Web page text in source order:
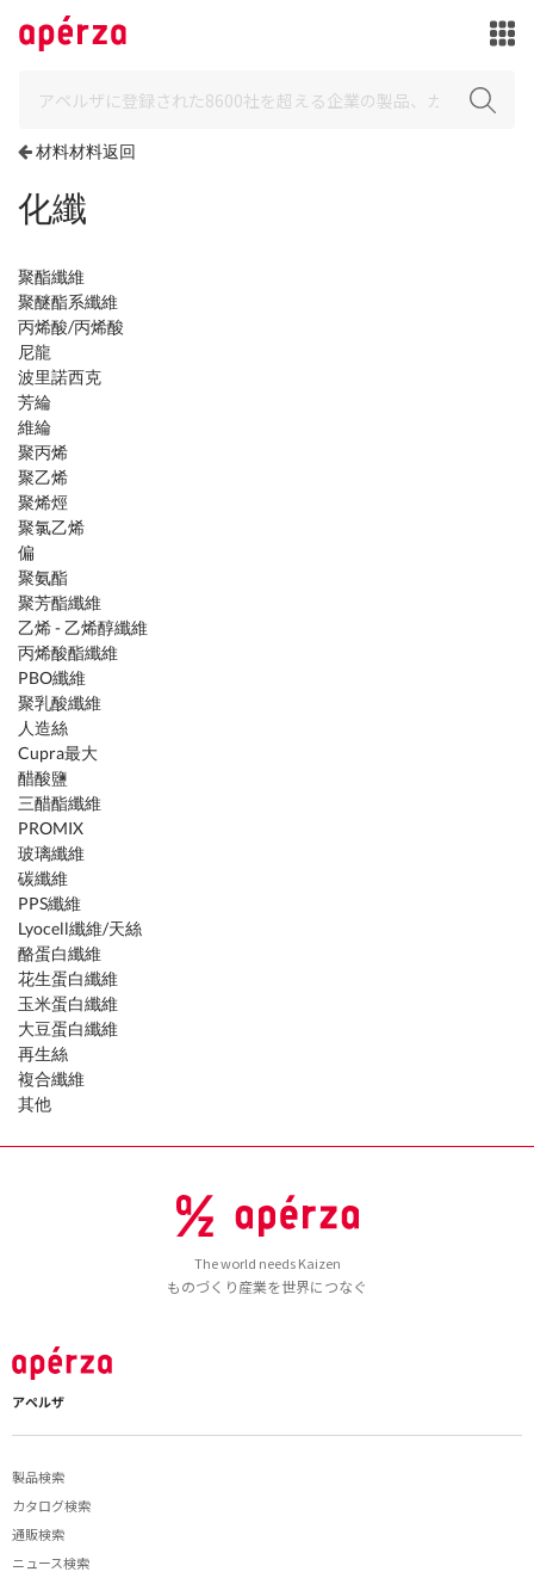
材料材料返回
化纖
聚酯纖維
聚醚酯系纖維
丙烯酸/丙烯酸
尼龍
波里諾西克
芳綸
維綸
聚丙烯
聚乙烯
聚烯烴
聚氯乙烯
偏
聚氨酯
聚芳酯纖維
乙烯 - 乙烯醇纖維
丙烯酸酯纖維
PBO纖維
聚乳酸纖維
人造絲
Cupra最大
醋酸鹽
三醋酯纖維
PROMIX
玻璃纖維
碳纖維
PPS纖維
Lyocell纖維/天絲
酪蛋白纖維
花生蛋白纖維
玉米蛋白纖維
大豆蛋白纖維
再生絲
複合纖維
其他
The world needs Kaizen
ものづくり産業を世界につなぐ
アペルザ
製品検索
カタログ検索
通販検索
ニュース検索